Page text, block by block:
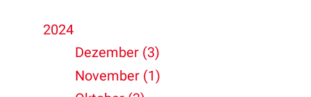
2024
Dezember (3)
November (1)